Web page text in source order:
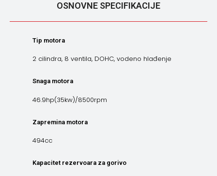
OSNOVNE SPECIFIKACIJE
Tip motora
2 cilindra, 8 ventila, DOHC, vodeno hlađenje
Snaga motora
46.9hp(35kw)/8500rpm
Zapremina motora
494cc
Kapacitet rezervoara za gorivo